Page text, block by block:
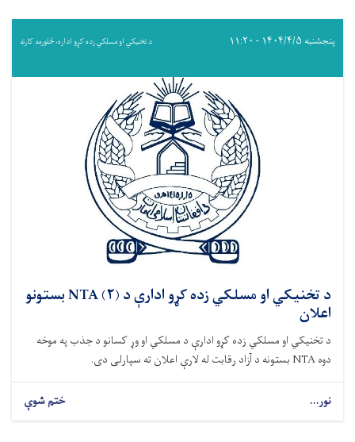
پنجشنبه ۱۴۰۴/۴/۵ - ۱۱:۲۰ د تخنیکي او مسلکي زده کړو اداره، څلورمه کارته
د تخنیکي او مسلکي زده کړو ادارې د (۲) NTA بستونو
اعلان
د تخنیکي او مسلکي زده کړو ادارې د مسلکي او وړ کسانو د جذب په موخه
دوه NTA بستونه د آزاد رقابت له لارې اعلان ته سپارلی دی.
نور... ختم شوې